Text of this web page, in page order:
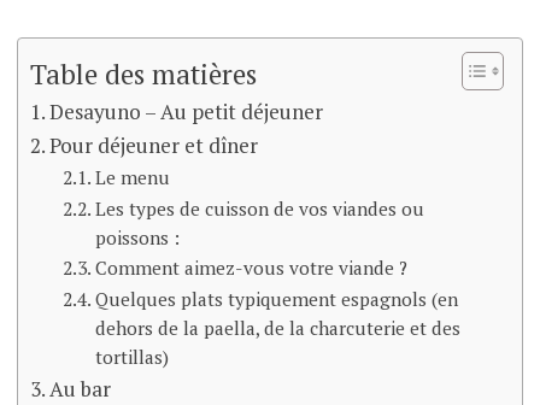
Table des matières
Desayuno – Au petit déjeuner
Pour déjeuner et dîner
Le menu
Les types de cuisson de vos viandes ou
poissons :
Comment aimez-vous votre viande ?
Quelques plats typiquement espagnols (en
dehors de la paella, de la charcuterie et des
tortillas)
Au bar